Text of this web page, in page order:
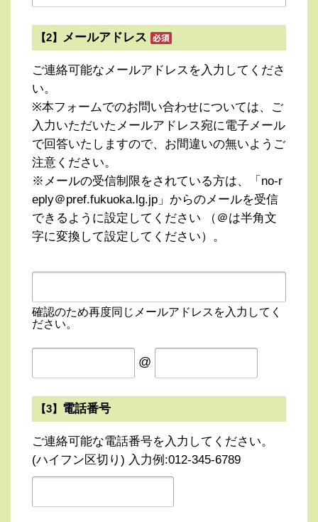
【2】 メールアドレス
ご連絡可能なメールアドレスを入力してくださ
い。
※本フォームでのお問い合わせについては、ご
入力いただいたメールアドレス宛に電子メール
で回答いたしますので、お間違いの無いようご
注意ください。
※メールの受信制限をされている方は、「no-r
eply＠pref.fukuoka.lg.jp」からのメールを受信
できるように設定してください （＠は半角文
字に変換して設定してください）。
確認のため再度同じメールアドレスを入力してく
ださい。
@
【3】 電話番号
ご連絡可能な電話番号を入力してください。
(ハイフン区切り) 入力例:012-345-6789